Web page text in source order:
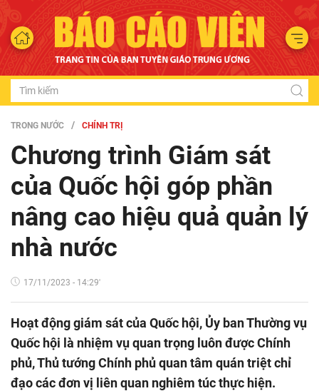
TRONG NƯỚC CHÍNH TRỊ
Chương trình Giám sát
của Quốc hội góp phần
nâng cao hiệu quả quản lý
nhà nước
17/11/2023 - 14:29'
Hoạt động giám sát của Quốc hội, Ủy ban Thường vụ
Quốc hội là nhiệm vụ quan trọng luôn được Chính
phủ, Thủ tướng Chính phủ quan tâm quán triệt chỉ
đạo các đơn vị liên quan nghiêm túc thực hiện.